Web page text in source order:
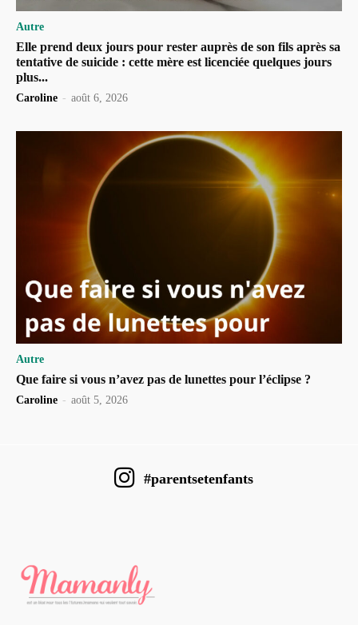
Autre
Elle prend deux jours pour rester auprès de son fils après sa
tentative de suicide : cette mère est licenciée quelques jours
plus...
Caroline - août 6, 2026
Autre
Que faire si vous n’avez pas de lunettes pour l’éclipse ?
Caroline - août 5, 2026
#parentsetenfants